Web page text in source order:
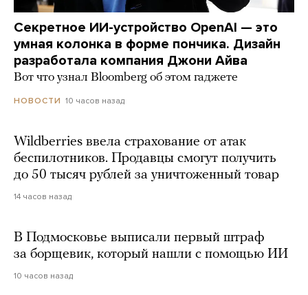
Секретное ИИ-устройство OpenAI — это
умная колонка в форме пончика. Дизайн
разработала компания Джони Айва
Вот что узнал Bloomberg об этом гаджете
НОВОСТИ 10 часов назад
Wildberries ввела страхование от атак
беспилотников. Продавцы смогут получить
до 50 тысяч рублей за уничтоженный товар
14 часов назад
В Подмосковье выписали первый штраф
за борщевик, который нашли с помощью ИИ
10 часов назад